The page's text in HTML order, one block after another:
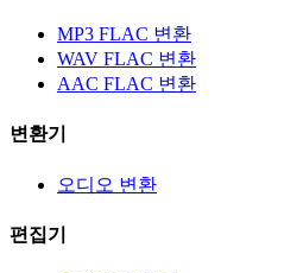
MP3 FLAC 변환
WAV FLAC 변환
AAC FLAC 변환
변환기
오디오 변환
편집기